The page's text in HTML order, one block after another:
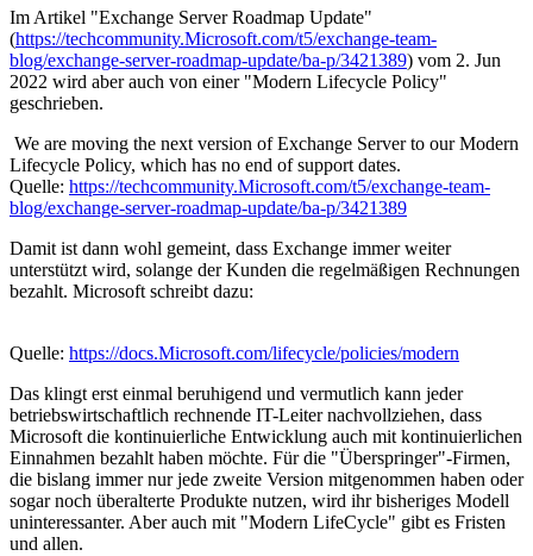
Im Artikel "Exchange Server Roadmap Update"
(https://techcommunity.Microsoft.com/t5/exchange-team-
blog/exchange-server-roadmap-update/ba-p/3421389) vom 2. Jun
2022 wird aber auch von einer "Modern Lifecycle Policy"
geschrieben.
We are moving the next version of Exchange Server to our Modern
Lifecycle Policy, which has no end of support dates.
Quelle: https://techcommunity.Microsoft.com/t5/exchange-team-
blog/exchange-server-roadmap-update/ba-p/3421389
Damit ist dann wohl gemeint, dass Exchange immer weiter
unterstützt wird, solange der Kunden die regelmäßigen Rechnungen
bezahlt. Microsoft schreibt dazu:
Quelle: https://docs.Microsoft.com/lifecycle/policies/modern
Das klingt erst einmal beruhigend und vermutlich kann jeder
betriebswirtschaftlich rechnende IT-Leiter nachvollziehen, dass
Microsoft die kontinuierliche Entwicklung auch mit kontinuierlichen
Einnahmen bezahlt haben möchte. Für die "Überspringer"-Firmen,
die bislang immer nur jede zweite Version mitgenommen haben oder
sogar noch überalterte Produkte nutzen, wird ihr bisheriges Modell
uninteressanter. Aber auch mit "Modern LifeCycle" gibt es Fristen
und allen.